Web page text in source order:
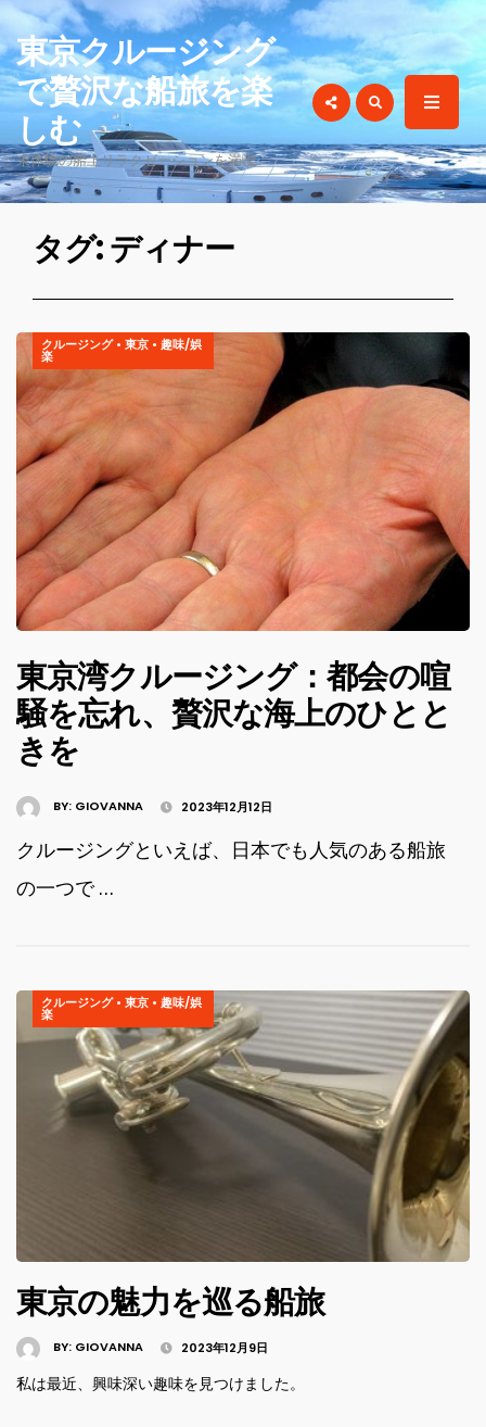
東京クルージング
で贅沢な船旅を楽
しむ
未体験の船上リラクゼーションを満喫
タグ: ディナー
クルージング• 東京 • 趣味/娯
楽
東京湾クルージング：都会の喧
騒を忘れ、贅沢な海上のひとと
きを
BY: GIOVANNA 2023年12月12日
クルージングといえば、日本でも人気のある船旅
の一つで …
クルージング• 東京 • 趣味/娯
楽
東京の魅力を巡る船旅
BY: GIOVANNA 2023年12月9日
私は最近、興味深い趣味を見つけました。